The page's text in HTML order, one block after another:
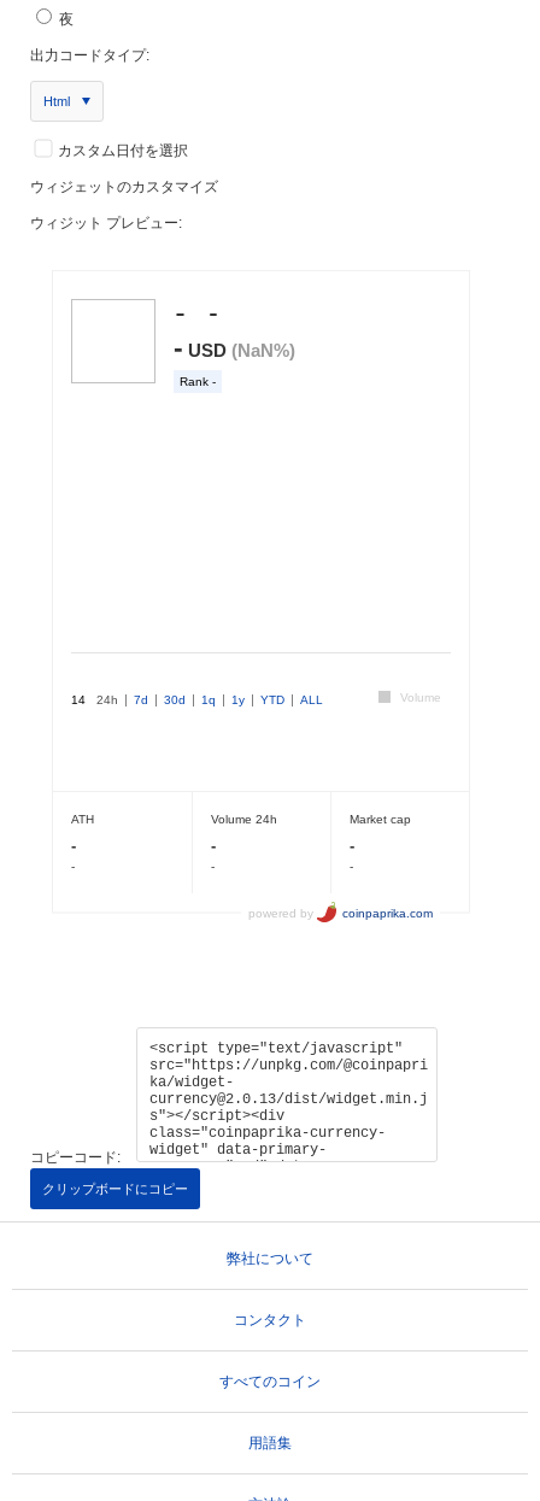
夜
出力コードタイプ:
Html
カスタム日付を選択
ウィジェットのカスタマイズ
ウィジット プレビュー:
コピーコード:
クリップボードにコピー
弊社について
コンタクト
すべてのコイン
用語集